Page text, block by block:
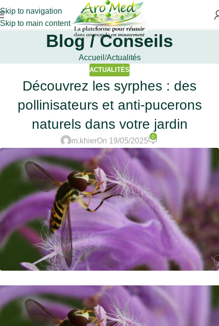
Skip to navigation
Skip to main content
Blog / Conseils
Accueil Actualités
ACTUALITÉS
Découvrez les syrphes : des
pollinisateurs et anti-pucerons
naturels dans votre jardin
m.khierOn 19/05/2025
0